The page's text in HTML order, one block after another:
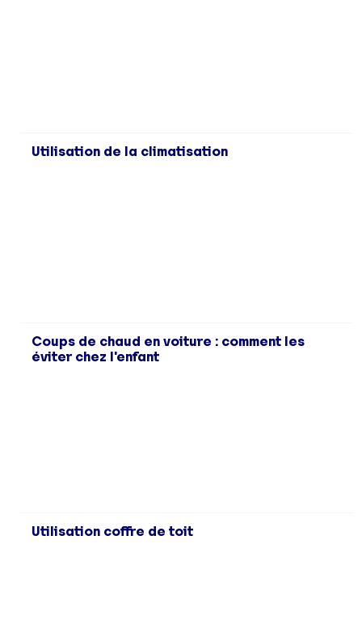
Utilisation de la climatisation
Coups de chaud en voiture : comment les
éviter chez l'enfant
Utilisation coffre de toit